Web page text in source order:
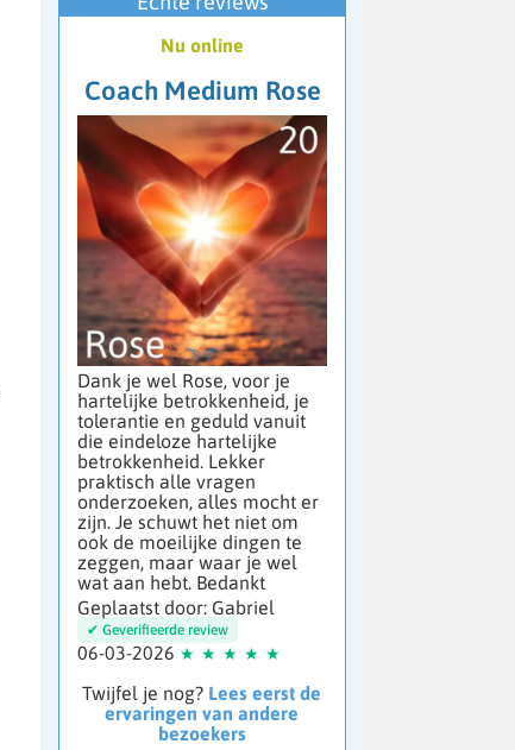
Nu online
Coach Medium Rose
Dank je wel Rose, voor je
hartelijke betrokkenheid, je
tolerantie en geduld vanuit
die eindeloze hartelijke
betrokkenheid. Lekker
praktisch alle vragen
onderzoeken, alles mocht er
zijn. Je schuwt het niet om
ook de moeilijke dingen te
zeggen, maar waar je wel
wat aan hebt. Bedankt
Geplaatst door: Gabriel
06-03-2026
Twijfel je nog? Lees eerst de
ervaringen van andere
bezoekers